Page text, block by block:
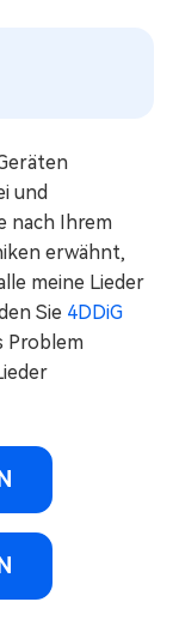
und
nach Ihrem
erwähnt,
meine Lieder
Sie 4DDiG
Problem